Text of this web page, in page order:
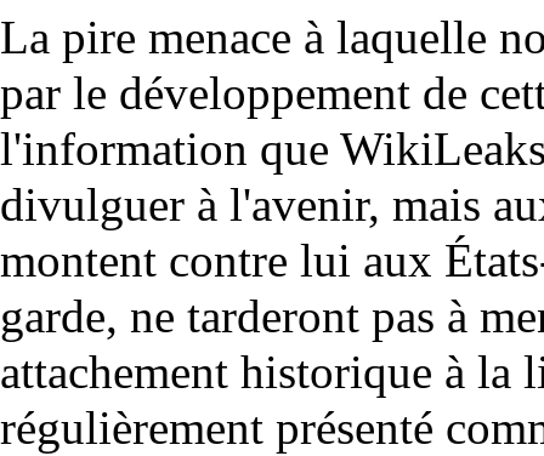
La pire menace à laquelle
par le développement de
l'information que
divulguer à l'avenir, mais
montent contre lui aux
garde, ne tarderont pas à
attachement historique à la
régulièrement présenté